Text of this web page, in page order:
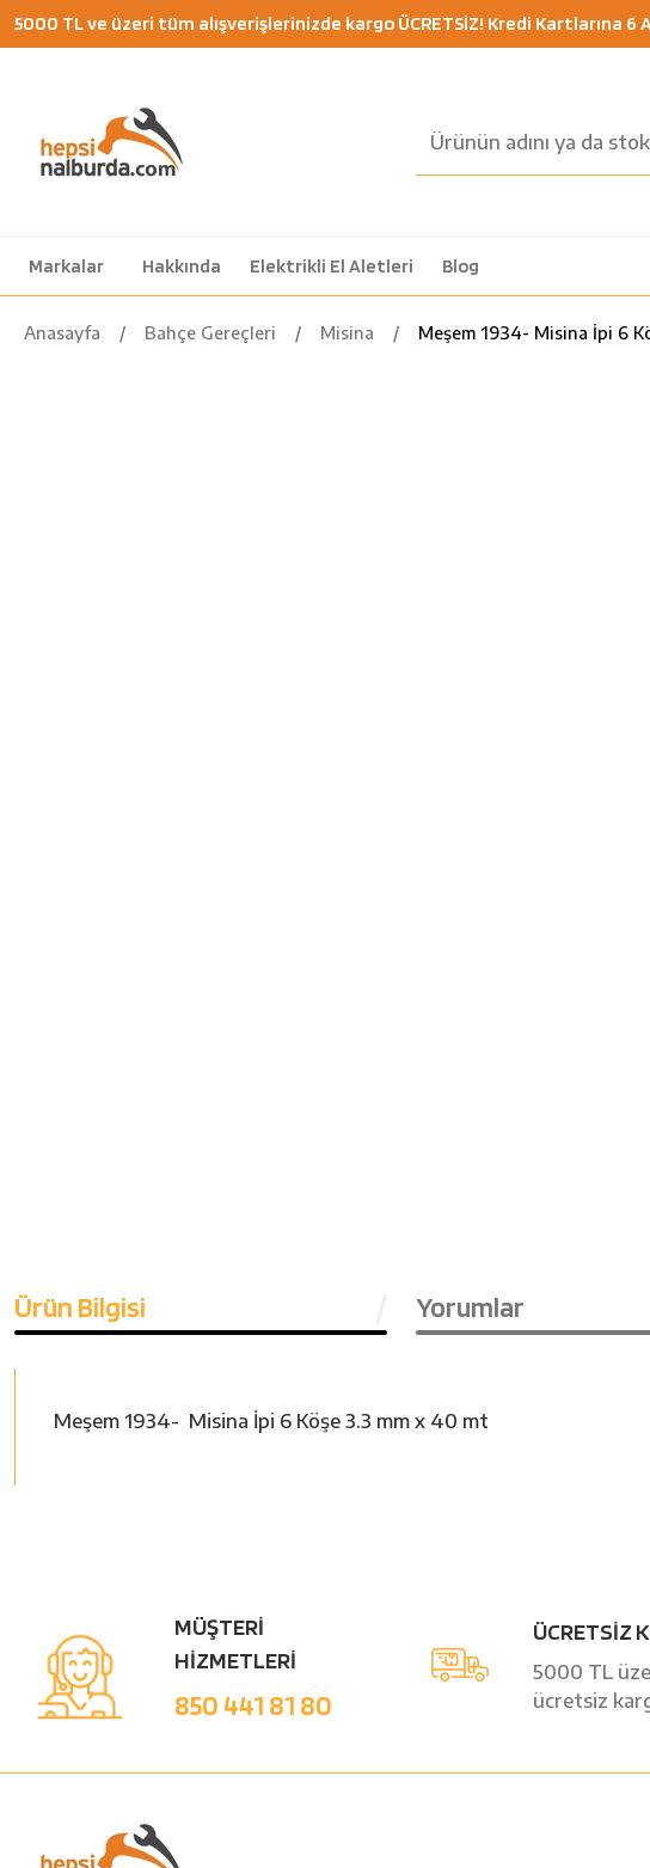
5000 TL ve üzeri tüm alışverişlerinizde kargo ÜCRETSİZ! Kredi Kartlarına
Markalar Hakkında Elektrikli El Aletleri Blog
Anasayfa Bahçe Gereçleri Misina Meşem 1934- Misina İpi 6
Ürün Bilgisi Yorumlar
Meşem 1934- Misina İpi 6 Köşe 3.3 mm x 40 mt
MÜŞTERİ
HİZMETLERİ
850 441 81 80
ÜCRETSİZ
5000 TL
ücretsiz